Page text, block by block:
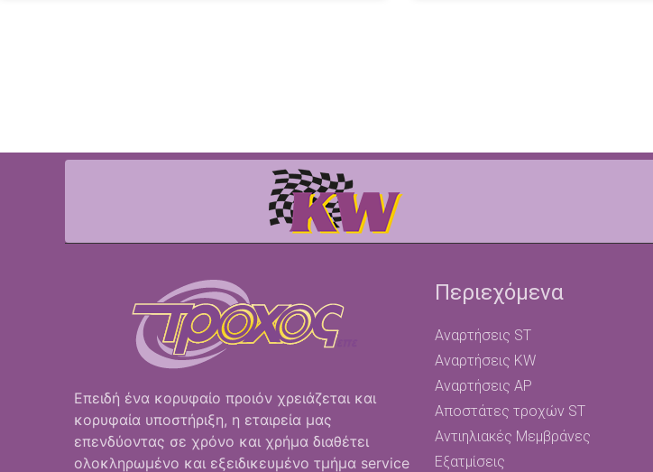
Επειδή ένα κορυφαίο προιόν χρειάζεται και
κορυφαία υποστήριξη, η εταιρεία μας
επενδύοντας σε χρόνο και χρήμα διαθέτει
ολοκληρωμένο και εξειδικευμένο τμήμα service
Περιεχόμενα
Αναρτήσεις ST
Αναρτήσεις KW
Αναρτήσεις AP
Αποστάτες τροχών ST
Αντιηλιακές Μεμβράνες
Εξατμίσεις